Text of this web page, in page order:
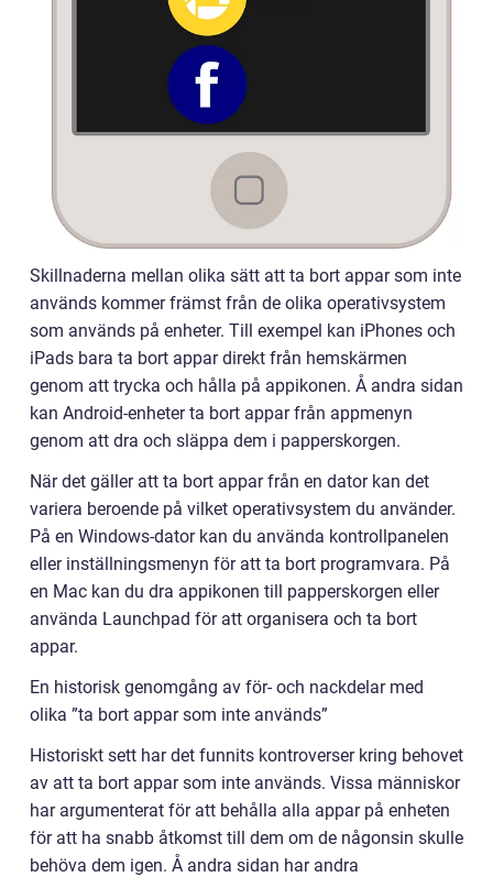
Skillnaderna mellan olika sätt att ta bort appar som inte
används kommer främst från de olika operativsystem
som används på enheter. Till exempel kan iPhones och
iPads bara ta bort appar direkt från hemskärmen
genom att trycka och hålla på appikonen. Å andra sidan
kan Android-enheter ta bort appar från appmenyn
genom att dra och släppa dem i papperskorgen.
När det gäller att ta bort appar från en dator kan det
variera beroende på vilket operativsystem du använder.
På en Windows-dator kan du använda kontrollpanelen
eller inställningsmenyn för att ta bort programvara. På
en Mac kan du dra appikonen till papperskorgen eller
använda Launchpad för att organisera och ta bort
appar.
En historisk genomgång av för- och nackdelar med
olika ”ta bort appar som inte används”
Historiskt sett har det funnits kontroverser kring behovet
av att ta bort appar som inte används. Vissa människor
har argumenterat för att behålla alla appar på enheten
för att ha snabb åtkomst till dem om de någonsin skulle
behöva dem igen. Å andra sidan har andra